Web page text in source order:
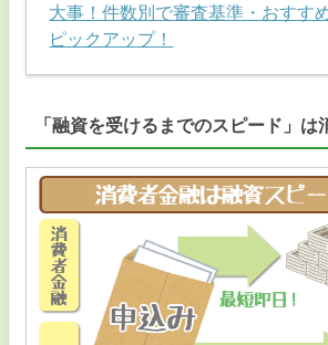
大事！件数別で審査基準・おすす
ピックアップ！
「融資を受けるまでのスピード」